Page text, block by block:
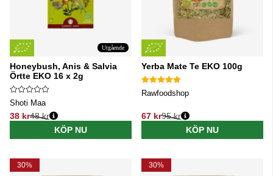
Utgående
Honeybush, Anis & Salvia
Örtte EKO 16 x 2g
Shoti Maa
38 kr
Ordinarie pris:
48 kr
KÖP NU
Yerba Mate Te EKO 100g
Rawfoodshop
67 kr
Ordinarie pris:
95 kr
KÖP NU
30% 30%